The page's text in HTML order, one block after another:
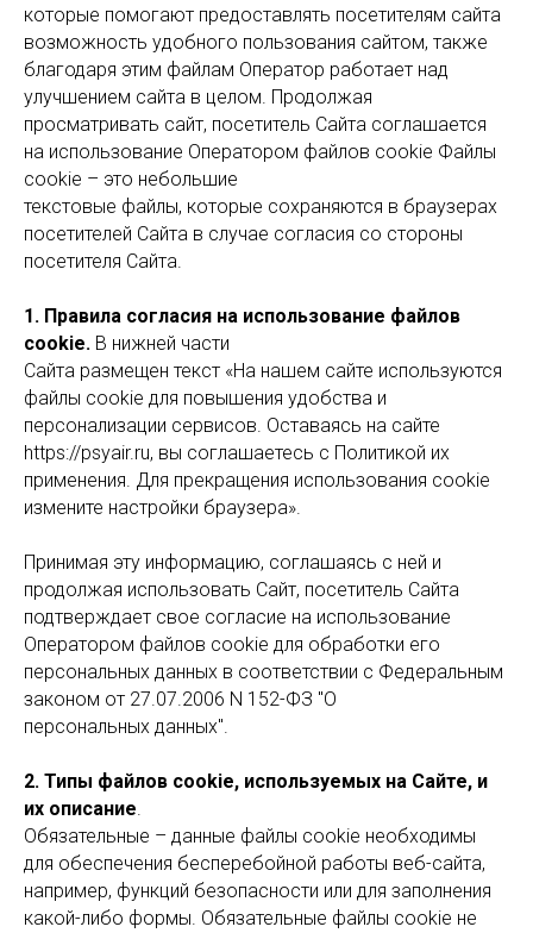
которые помогают предоставлять посетителям сайта
возможность удобного пользования сайтом, также
благодаря этим файлам Оператор работает над
улучшением сайта в целом. Продолжая
просматривать сайт, посетитель Cайта соглашается
на использование Оператором файлов cookie Файлы
cookie – это небольшие
текстовые файлы, которые сохраняются в браузерах
посетителей Сайта в случае согласия со стороны
посетителя Cайта.
1. Правила согласия на использование файлов
cookie. В нижней части
Сайта размещен текст «На нашем сайте используются
файлы cookie для повышения удобства и
персонализации сервисов. Оставаясь на сайте
https://psyair.ru, вы соглашаетесь с Политикой их
применения. Для прекращения использования cookie
измените настройки браузера».
Принимая эту информацию, соглашаясь с ней и
продолжая использовать Сайт, посетитель Сайта
подтверждает свое согласие на использование
Оператором файлов cookie для обработки его
персональных данных в соответствии с Федеральным
законом от 27.07.2006 N 152-ФЗ "О
персональных данных".
2. Типы файлов cookie, используемых на Сайте, и
их описание.
Обязательные – данные файлы cookie необходимы
для обеспечения бесперебойной работы веб-сайта,
например, функций безопасности или для заполнения
какой-либо формы. Обязательные файлы cookie не